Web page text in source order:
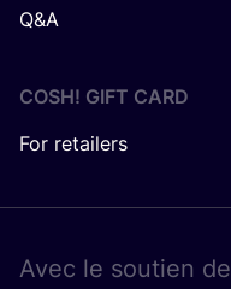
Q&A
COSH! GIFT CARD
For retailers
Avec le sou­tien de